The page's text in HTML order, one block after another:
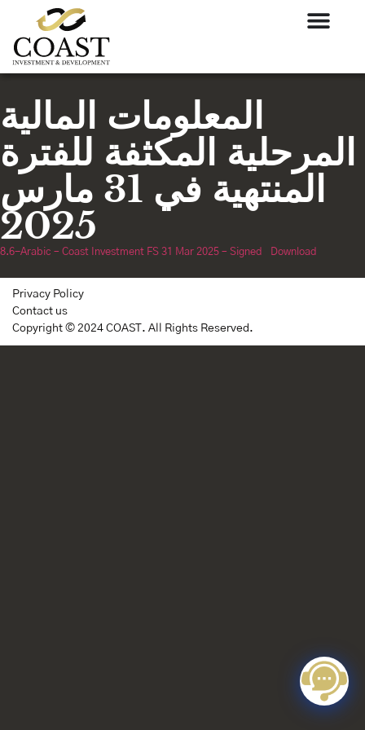
المعلومات المالية
المرحلية المكثفة للفترة
المنتهية في 31 مارس
2025
8.6-Arabic – Coast Investment FS 31 Mar 2025 – Signed Download
Privacy Policy
Contact us
Copyright © 2024 COAST. All Rights Reserved.